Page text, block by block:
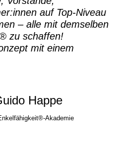
auf Top-Niveau
– alle mit demselben
zu schaffen!
mit einem
Happe
Akademie